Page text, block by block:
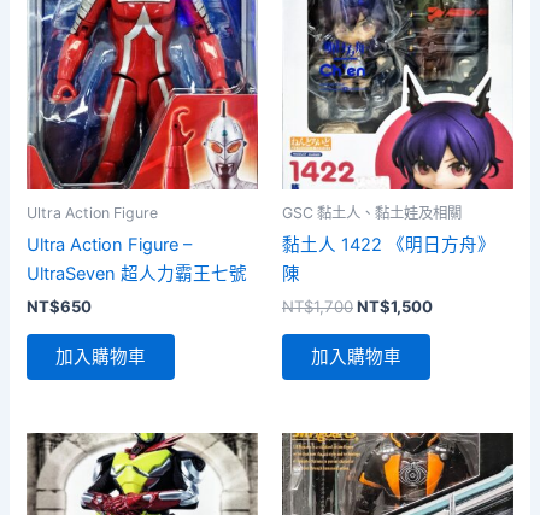
Ultra Action Figure
Ultra Action Figure –
UltraSeven 超人力霸王七號
NT$650
加入購物車
GSC 黏土人、黏土娃及相關
黏土人 1422 《明日方舟》
陳
NT$1,700原
價
格：
NT$1,500目
加入購物車